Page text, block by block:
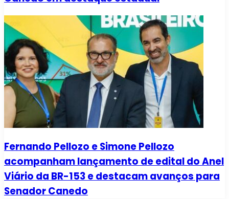
Fernando Pellozo e Simone Pellozo
acompanham lançamento de edital do Anel
Viário da BR-153 e destacam avanços para
Senador Canedo